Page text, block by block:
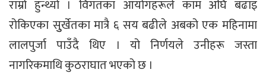
राम्रो हुन्थ्यो । विगतका आयोगहरूले काम अघि बढाइ
रोकिएका सुुर्खेतका मात्रै ६ सय बढीले अबको एक महिनामा
लालपुर्जा पाउँदै थिए । यो निर्णयले उनीहरू जस्ता
नागरिकमाथि कुठराघात भएको छ ।